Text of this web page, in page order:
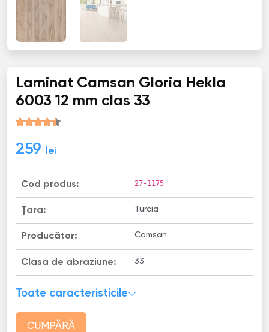
Laminat Camsan Gloria Hekla
6003 12 mm clas 33
259 lei
Cod produs: 27-1175
Țara: Turcia
Producător: Camsan
Clasa de abraziune: 33
Toate caracteristicile
CUMPĂRĂ